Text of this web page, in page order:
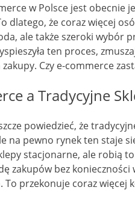
w Polsce jest obecnie
dlatego, że coraz więcej
ale także szeroki wybór
ten proces,
Czy e-commerce
a Tradycyjne
powiedzieć, że
na pewno rynek ten staje
stacjonarne, ale robią
zakupów bez
To przekonuje coraz